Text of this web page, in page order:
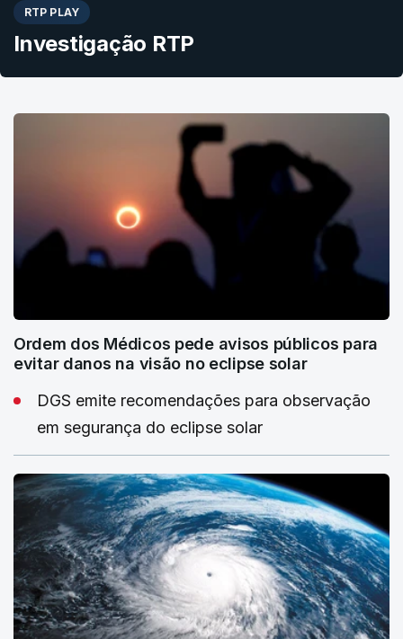
RTP PLAY
Investigação RTP
Ordem dos Médicos pede avisos públicos para
evitar danos na visão no eclipse solar
DGS emite recomendações para observação
em segurança do eclipse solar